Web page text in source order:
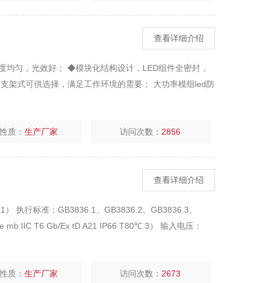
查看详细介绍
均匀，光效好； ◆模块化结构设计，LED组件全密封，
架式可供选择，满足工作环境的需要； 大功率模组led防
质：生产厂家 访问次数：2856
查看详细介绍
执行标准：GB3836.1、GB3836.2、GB3836.3、
mb IIC T6 Gb/Ex tD A21 IP66 T80℃ 3） 输入电压：
质：生产厂家 访问次数：2673